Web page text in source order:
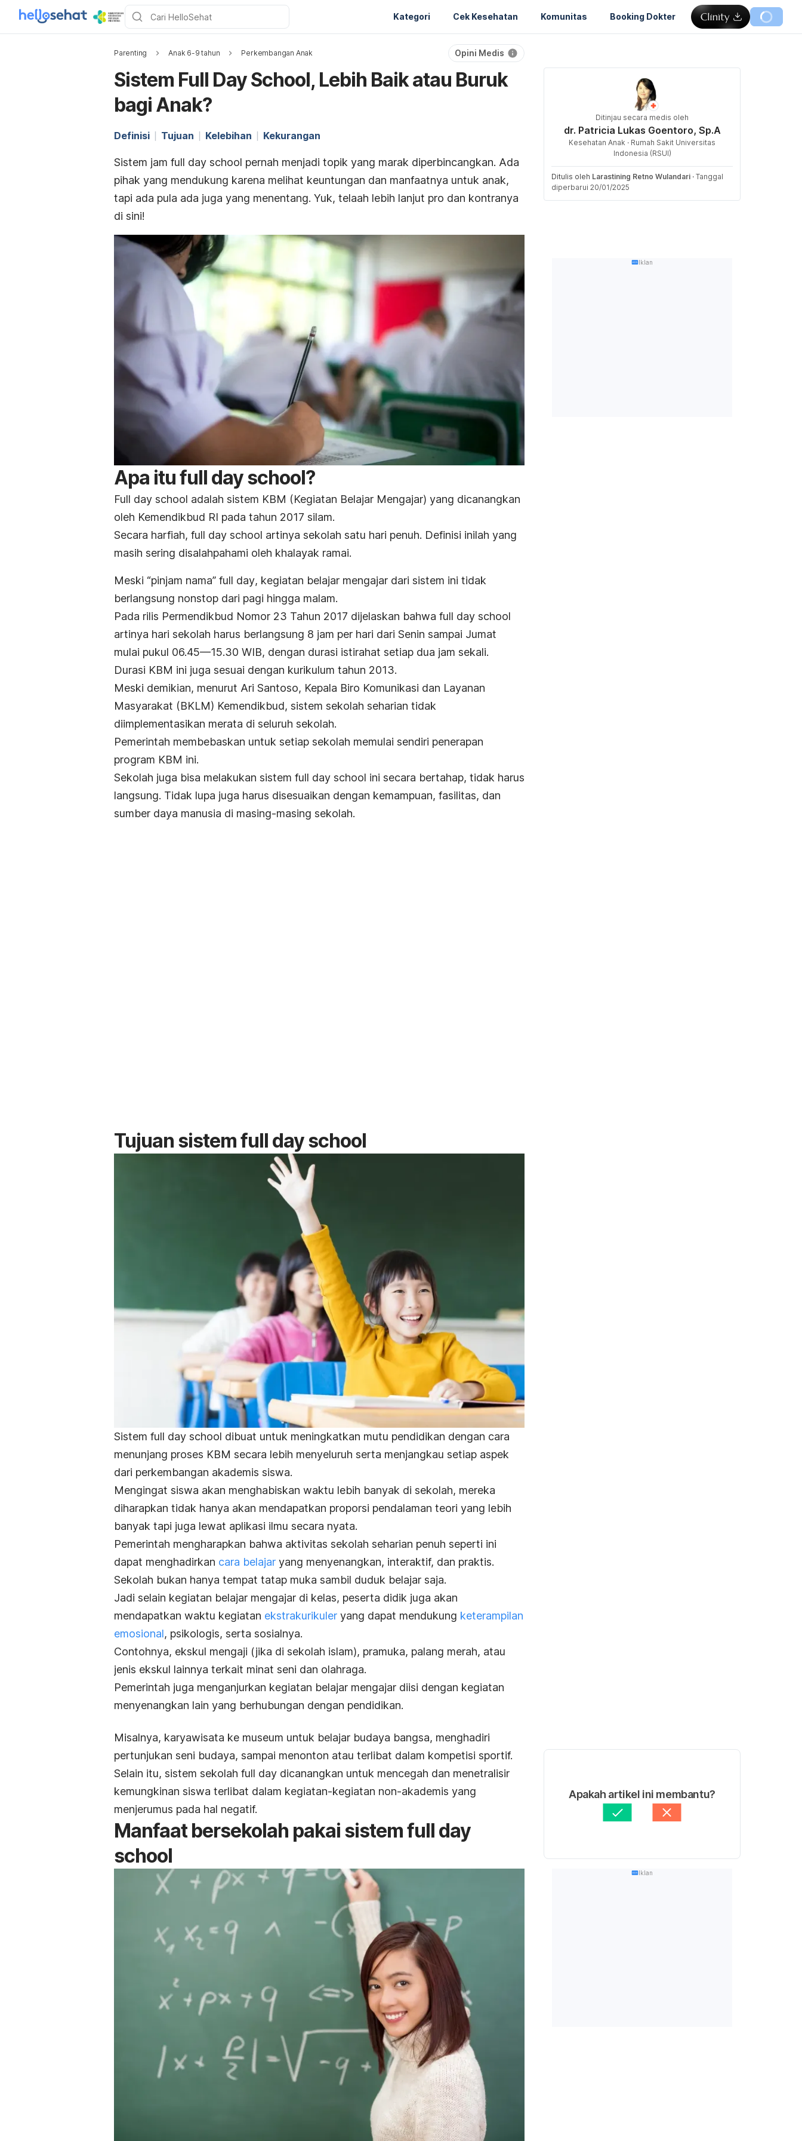
Kategori Cek Kesehatan Komunitas Booking Dokter
Parenting Anak 6-9 tahun Perkembangan Anak Opini Medis
Sistem Full Day School, Lebih Baik atau Buruk
bagi Anak?
Definisi Tujuan Kelebihan Kekurangan
Sistem jam full day school pernah menjadi topik yang marak diperbincangkan. Ada
pihak yang mendukung karena melihat keuntungan dan manfaatnya untuk anak,
tapi ada pula ada juga yang menentang. Yuk, telaah lebih lanjut pro dan kontranya
di sini!
Apa itufull day school?
Full day school adalah sistem KBM (Kegiatan Belajar Mengajar) yang dicanangkan
oleh Kemendikbud RI pada tahun 2017 silam.
Secara harfiah, full day school artinya sekolah satu hari penuh. Definisi inilah yang
masih sering disalahpahami oleh khalayak ramai.
Meski “pinjam nama” full day, kegiatan belajar mengajar dari sistem ini tidak
berlangsung nonstop dari pagi hingga malam.
Pada rilis Permendikbud Nomor 23 Tahun 2017 dijelaskan bahwa full day school
artinya hari sekolah harus berlangsung 8 jam per hari dari Senin sampai Jumat
mulai pukul 06.45—15.30 WIB, dengan durasi istirahat setiap dua jam sekali.
Durasi KBM ini juga sesuai dengan kurikulum tahun 2013.
Meski demikian, menurut Ari Santoso, Kepala Biro Komunikasi dan Layanan
Masyarakat (BKLM) Kemendikbud, sistem sekolah seharian tidak
diimplementasikan merata di seluruh sekolah.
Pemerintah membebaskan untuk setiap sekolah memulai sendiri penerapan
program KBM ini.
Sekolah juga bisa melakukan sistem full day school ini secara bertahap, tidak harus
langsung. Tidak lupa juga harus disesuaikan dengan kemampuan, fasilitas, dan
sumber daya manusia di masing-masing sekolah.
Tujuan sistemfull day school
Sistem full day school dibuat untuk meningkatkan mutu pendidikan dengan cara
menunjang proses KBM secara lebih menyeluruh serta menjangkau setiap aspek
dari perkembangan akademis siswa.
Mengingat siswa akan menghabiskan waktu lebih banyak di sekolah, mereka
diharapkan tidak hanya akan mendapatkan proporsi pendalaman teori yang lebih
banyak tapi juga lewat aplikasi ilmu secara nyata.
Pemerintah mengharapkan bahwa aktivitas sekolah seharian penuh seperti ini
dapat menghadirkan cara belajar yang menyenangkan, interaktif, dan praktis.
Sekolah bukan hanya tempat tatap muka sambil duduk belajar saja.
Jadi selain kegiatan belajar mengajar di kelas, peserta didik juga akan
mendapatkan waktu kegiatan ekstrakurikuler yang dapat mendukung keterampilan
emosional, psikologis, serta sosialnya.
Contohnya, ekskul mengaji (jika di sekolah islam), pramuka, palang merah, atau
jenis ekskul lainnya terkait minat seni dan olahraga.
Pemerintah juga menganjurkan kegiatan belajar mengajar diisi dengan kegiatan
menyenangkan lain yang berhubungan dengan pendidikan.
Misalnya, karyawisata ke museum untuk belajar budaya bangsa, menghadiri
pertunjukan seni budaya, sampai menonton atau terlibat dalam kompetisi sportif.
Selain itu, sistem sekolah full day dicanangkan untuk mencegah dan menetralisir
kemungkinan siswa terlibat dalam kegiatan-kegiatan non-akademis yang
menjerumus pada hal negatif.
Manfaat bersekolah pakai sistemfull day
school
Ditinjau secara medis oleh
dr. Patricia Lukas Goentoro, Sp.A
Kesehatan Anak · Rumah Sakit Universitas
Indonesia (RSUI)
Ditulis oleh Larastining Retno Wulandari · Tanggal
diperbarui 20/01/2025
Iklan
Apakah artikel ini membantu?
Iklan